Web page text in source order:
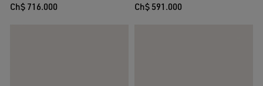
Ch$ 716.000 Ch$ 591.000